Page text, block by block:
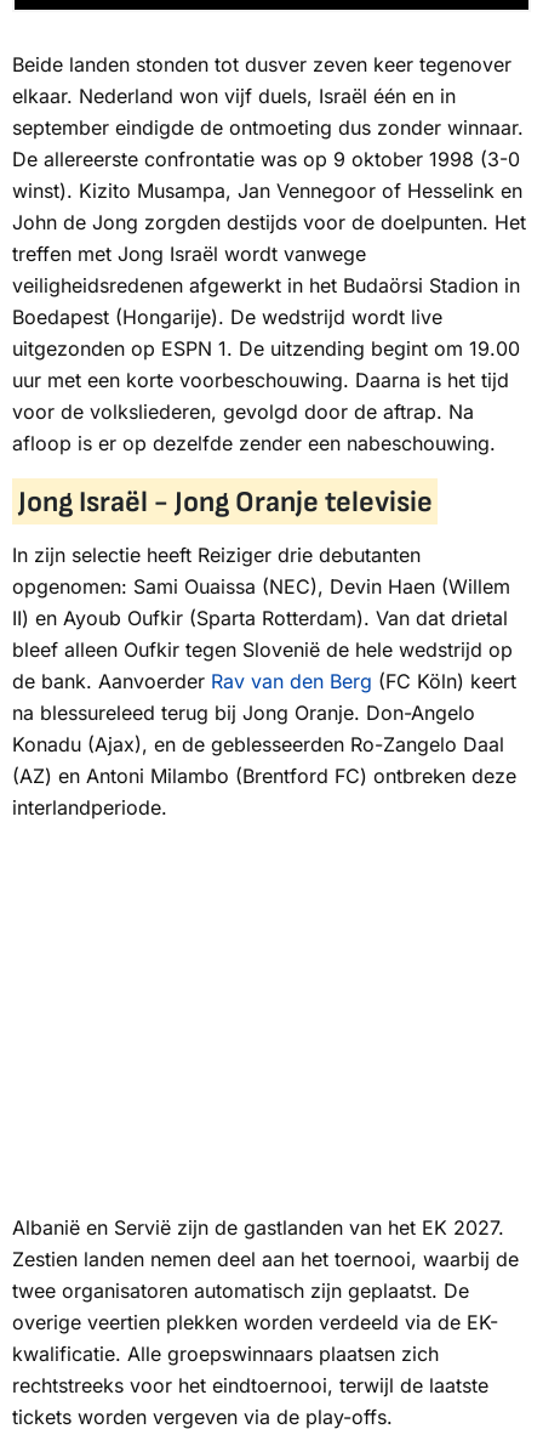
Beide landen stonden tot dusver zeven keer tegenover
elkaar. Nederland won vijf duels, Israël één en in
september eindigde de ontmoeting dus zonder winnaar.
De allereerste confrontatie was op 9 oktober 1998 (3-0
winst). Kizito Musampa, Jan Vennegoor of Hesselink en
John de Jong zorgden destijds voor de doelpunten. Het
treffen met Jong Israël wordt vanwege
veiligheidsredenen afgewerkt in het Budaörsi Stadion in
Boedapest (Hongarije). De wedstrijd wordt live
uitgezonden op ESPN 1. De uitzending begint om 19.00
uur met een korte voorbeschouwing. Daarna is het tijd
voor de volksliederen, gevolgd door de aftrap. Na
afloop is er op dezelfde zender een nabeschouwing.
Jong Israël - Jong Oranje televisie
In zijn selectie heeft Reiziger drie debutanten
opgenomen: Sami Ouaissa (NEC), Devin Haen (Willem
II) en Ayoub Oufkir (Sparta Rotterdam). Van dat drietal
bleef alleen Oufkir tegen Slovenië de hele wedstrijd op
de bank. Aanvoerder Rav van den Berg (FC Köln) keert
na blessureleed terug bij Jong Oranje. Don-Angelo
Konadu (Ajax), en de geblesseerden Ro-Zangelo Daal
(AZ) en Antoni Milambo (Brentford FC) ontbreken deze
interlandperiode.
Albanië en Servië zijn de gastlanden van het EK 2027.
Zestien landen nemen deel aan het toernooi, waarbij de
twee organisatoren automatisch zijn geplaatst. De
overige veertien plekken worden verdeeld via de EK-
kwalificatie. Alle groepswinnaars plaatsen zich
rechtstreeks voor het eindtoernooi, terwijl de laatste
tickets worden vergeven via de play-offs.